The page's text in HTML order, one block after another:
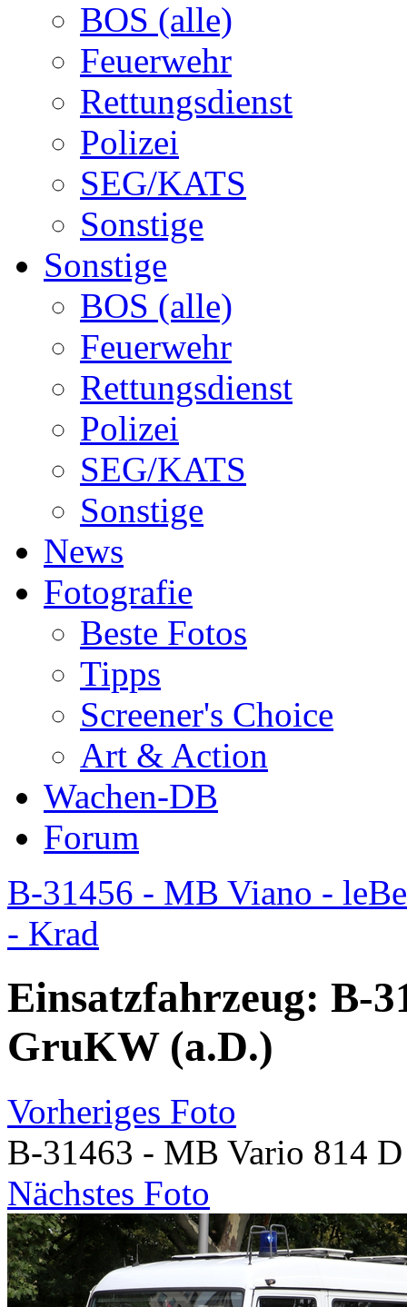
BOS (alle)
Feuerwehr
Rettungsdienst
Polizei
SEG/KATS
Sonstige
Sonstige
BOS (alle)
Feuerwehr
Rettungsdienst
Polizei
SEG/KATS
Sonstige
News
Fotografie
Beste Fotos
Tipps
Screener's Choice
Art & Action
Wachen-DB
Forum
B-31456 - MB Viano -
- Krad
Einsatzfahrzeug: B-
GruKW (a.D.)
Vorheriges Foto
B-31463 - MB Vario 814
Nächstes Foto